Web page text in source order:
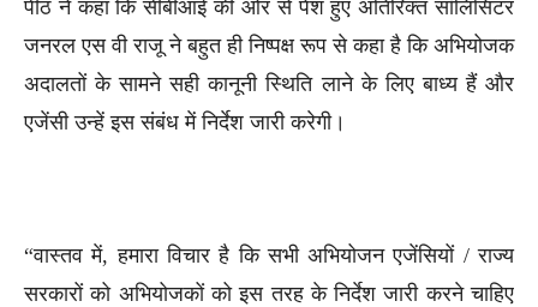
पीठ ने कहा कि सीबीआई की ओर से पेश हुए अतिरिक्त सॉलिसिटर
जनरल एस वी राजू ने बहुत ही निष्पक्ष रूप से कहा है कि अभियोजक
अदालतों के सामने सही कानूनी स्थिति लाने के लिए बाध्य हैं और
एजेंसी उन्हें इस संबंध में निर्देश जारी करेगी।
“वास्तव में, हमारा विचार है कि सभी अभियोजन एजेंसियों / राज्य
सरकारों को अभियोजकों को इस तरह के निर्देश जारी करने चाहिए